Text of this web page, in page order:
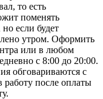
то есть
поменять
если будет
утром. Оформить
или в любом
с 8:00 до 20:00.
обговариваются с
работу после оплаты